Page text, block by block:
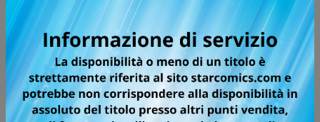
Tutti i fumetti per la
testata GHOST